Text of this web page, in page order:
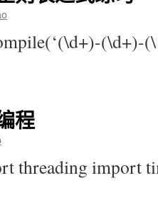
程
threading import